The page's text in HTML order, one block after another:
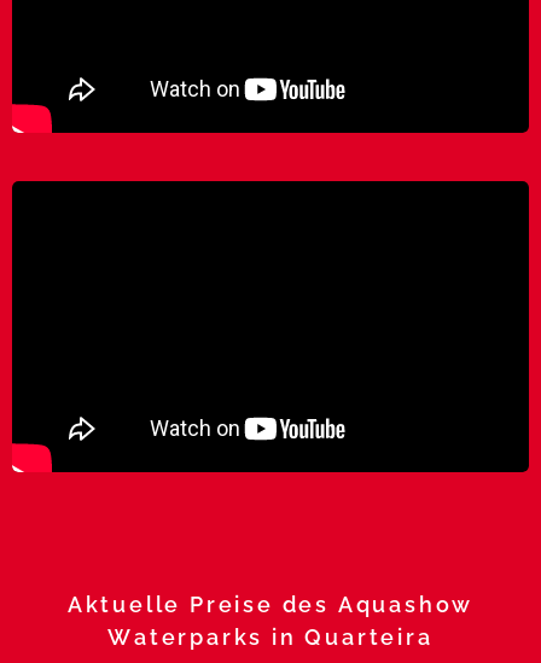
Aktuelle Preise des Aquashow
Waterparks in Quarteira